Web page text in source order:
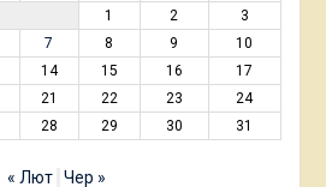
1
2
3
7 8 9
10
14 15 16
17
21 22 23
24
28 29 30 31
« Лют Чер »